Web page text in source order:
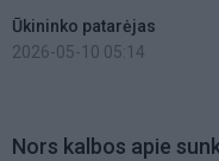
Ūkininko patarėjas
2026-05-10 05:14
Nors kalbos apie